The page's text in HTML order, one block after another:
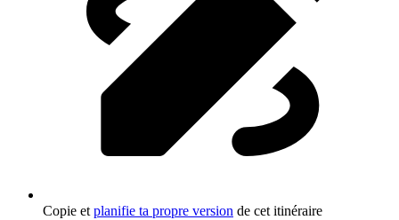
Copie et planifie ta propre version de cet itinéraire